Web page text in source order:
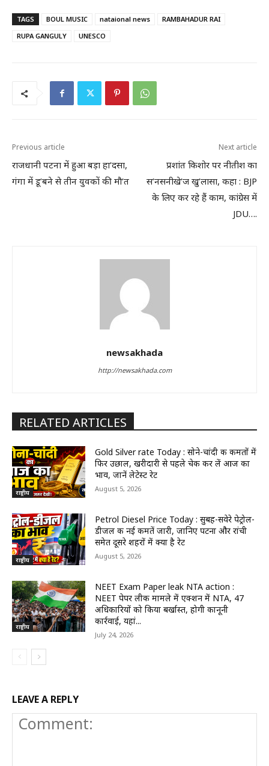
TAGS BOUL MUSIC nataional news
RAMBAHADUR RAI
RUPA GANGULY
UNESCO
Previous article
राजधानी पटना में हुआ बड़ा हा’दसा,
गंगा में डू’बने से तीन युवकों की मौ’त
Next article
प्रशांत किशोर पर नीतीश का
स’नसनीखे’ज खु’लासा, कहा : BJP
के लिए कर रहे हैं काम, कांग्रेस में
JDU….
newsakhada
http://newsakhada.com
RELATED ARTICLES
राष्ट्रीय
Gold Silver rate Today : सोने-चांदी की कीमतों में
फिर उछाल, खरीदारी से पहले चेक कर लें आज का
भाव, जानें लेटेस्ट रेट
August 5, 2026
राष्ट्रीय
Petrol Diesel Price Today : सुबह-सवेरे पेट्रोल-
डीजल की नई कीमतें जारी, जानिए पटना और रांची
समेत दूसरे शहरों में क्या है रेट
August 5, 2026
राष्ट्रीय
NEET Exam Paper leak NTA action :
NEET पेपर लीक मामले में एक्शन में NTA, 47
अधिकारियों को किया बर्खास्त, होगी कानूनी
कार्रवाई, यहां...
July 24, 2026
LEAVE A REPLY